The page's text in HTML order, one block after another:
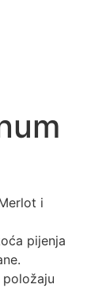
i
pijenja
položaju